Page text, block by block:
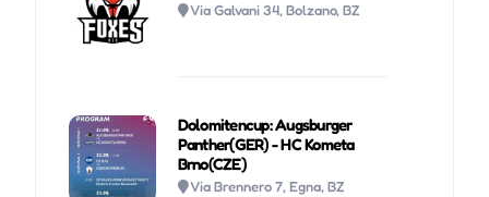
Via Galvani 34, Bolzano, BZ
Dolomitencup: Augsburger
Panther(GER) - HC Kometa
Brno(CZE)
Via Brennero 7, Egna, BZ